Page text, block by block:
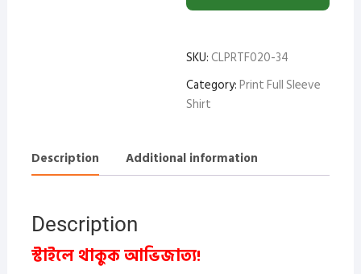
SKU: CLPRTF020-34
Category:Print Full Sleeve
Shirt
Description Additional information
Description
স্টাইলে থাকুক আভিজাত্য!